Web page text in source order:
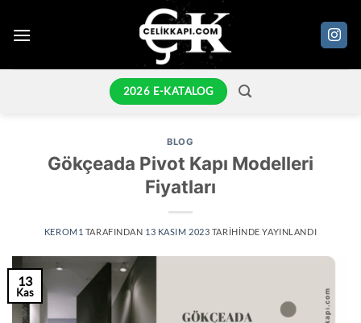
atla
2026 E-KATALOG
BLOG
Gökçeada Pivot Kapı Modelleri
Fiyatları
KEROM1 TARAFINDAN 13 KASIM 2023 TARIHINDE YAYINLANDI
13
Kas